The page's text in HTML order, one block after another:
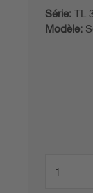
Série: TL
Modèle: